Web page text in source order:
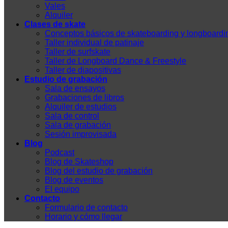
Vales
Alquiler
Clases de skate
Conceptos básicos de skateboarding y
Taller individual de patinaje
Taller de surfskate
Taller de Longboard Dance & Freestyle
Taller de diapositivas
Estudio de grabación
Sala de ensayos
Grabaciones de libros
Alquiler de estudios
Sala de control
Sala de grabación
Sesión improvisada
Blog
Podcast
Blog de Skateshop
Blog del estudio de grabación
Blog de eventos
El equipo
Contacto
Formulario de contacto
Horario y cómo llegar